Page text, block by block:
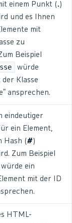
einem Punkt (.)
und es Ihnen
mit
zu
Beispiel
würde
der Klasse
ansprechen.
eindeutiger
ein Element,
Hash (#)
Zum Beispiel
würde ein
mit der ID
HTML-